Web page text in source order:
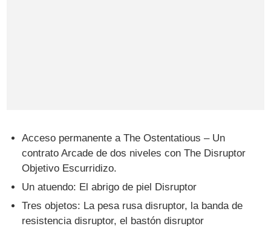
Acceso permanente a The Ostentatious – Un
contrato Arcade de dos niveles con The Disruptor
Objetivo Escurridizo.
Un atuendo: El abrigo de piel Disruptor
Tres objetos: La pesa rusa disruptor, la banda de
resistencia disruptor, el bastón disruptor